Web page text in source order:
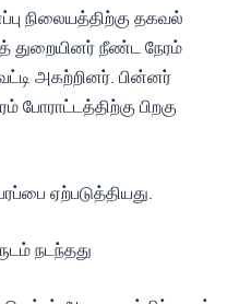
நிலையத்திற்கு தகவல்
துறையினர் நீண்ட நேரம்
அகற்றினர். பின்னர்
போராட்டத்திற்கு பிறகு
ஏற்படுத்தியது.
நடந்தது